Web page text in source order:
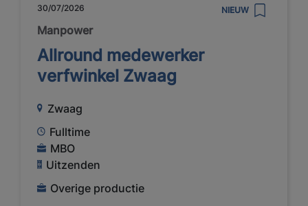
30/07/2026 NIEUW
Manpower
Allround medewerker
verfwinkel Zwaag
Zwaag
Fulltime
MBO
Uitzenden
Overige productie